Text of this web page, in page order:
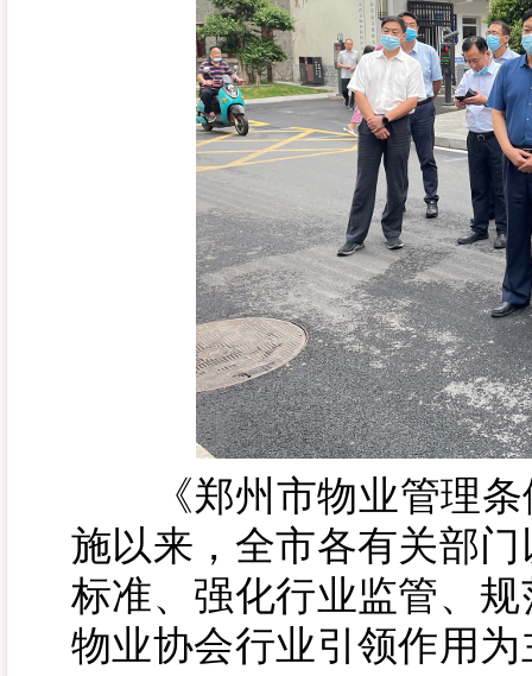
《郑州市物业管理条
施以来，全市各有关部
标准、强化行业监管、
物业协会行业引领作用